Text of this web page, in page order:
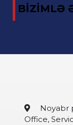
BİZİMLƏ
Noyabr
Office,